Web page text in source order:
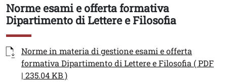
Titolo
Norme esami e offerta formativa
Dipartimento di Lettere e Filosofia
Documenti
Documento
Norme in materia di gestione esami e offerta
formativa Dipartimento di Lettere e Filosofia ( PDF
| 235.04 KB )